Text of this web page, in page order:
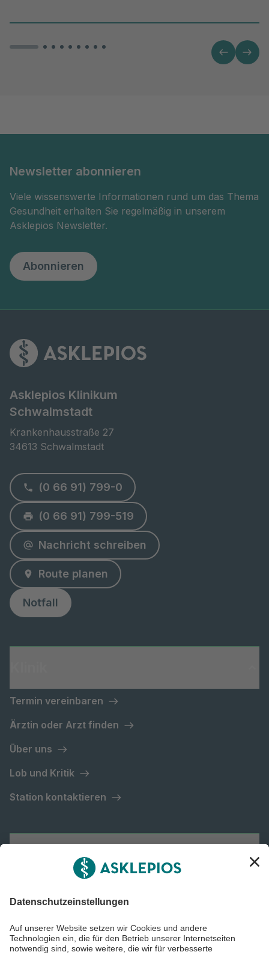
Newsletter abonnieren
Viele wissenswerte Informationen rund um das Thema
Gesundheit erhalten Sie regelmäßig in unserem
Asklepios Newsletter.
Abonnieren
Asklepios Klinikum
Schwalmstadt
Krankenhausstraße 27
34613 Schwalmstadt
(0 66 91) 799-0
(0 66 91) 799-519
Nachricht schreiben
Route planen
Notfall
Termin vereinbaren
Ärztin oder Arzt finden
Über uns
Lob und Kritik
Station kontaktieren
Asklepios Gruppe